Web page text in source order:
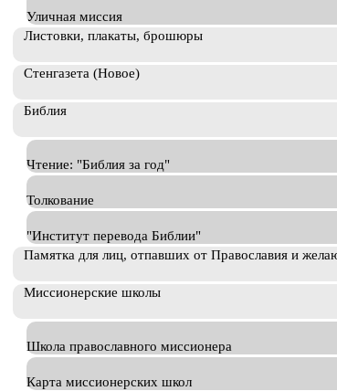
Уличная миссия
Листовки, плакаты, брошюры
Стенгазета (Новое)
Библия
Чтение: "Библия за год"
Толкование
"Институт перевода Библии"
Памятка для лиц, отпавших от Православия и
Миссионерские школы
Школа православного миссионера
Карта миссионерских школ